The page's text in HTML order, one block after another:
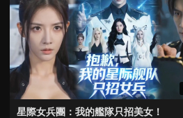
星際女兵團：我的艦隊只招美女！